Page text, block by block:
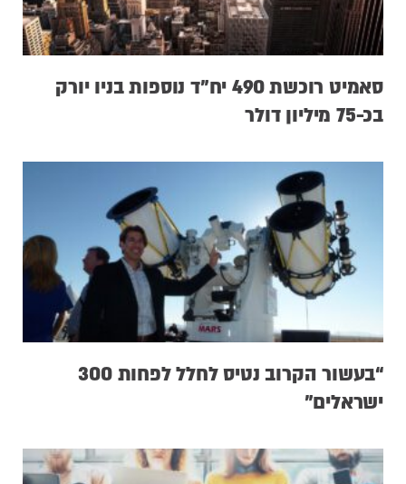
סאמיט רוכשת 490 יח”ד נוספות בניו יורק
בכ-75 מיליון דולר
“בעשור הקרוב נטיס לחלל לפחות 300
ישראלים”